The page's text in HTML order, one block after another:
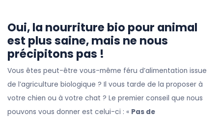
Oui, la nourriture bio pour animal
est plus saine, mais ne nous
précipitons pas !
Vous êtes peut-être vous-même féru d’alimentation issue
de l’agriculture biologique ? Il vous tarde de la proposer à
votre chien ou à votre chat ? Le premier conseil que nous
pouvons vous donner est celui-ci : « Pas de